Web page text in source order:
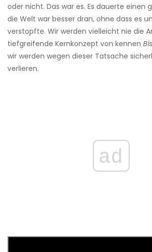
oder nicht. Das war es. Es dauerte einen
die Welt war besser dran, ohne dass es
verstopfte. Wir werden vielleicht nie die
tiefgreifende Kernkonzept von kennen
wir werden wegen dieser Tatsache
verlieren.
ad